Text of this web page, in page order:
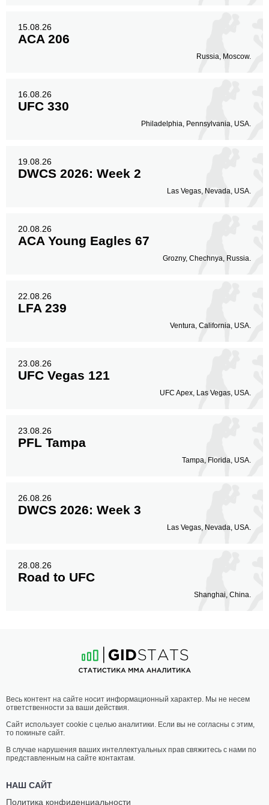
15.08.26
ACA 206
Russia, Moscow.
16.08.26
UFC 330
Philadelphia, Pennsylvania, USA.
19.08.26
DWCS 2026: Week 2
Las Vegas, Nevada, USA.
20.08.26
ACA Young Eagles 67
Grozny, Chechnya, Russia.
22.08.26
LFA 239
Ventura, California, USA.
23.08.26
UFC Vegas 121
UFC Apex, Las Vegas, USA.
23.08.26
PFL Tampa
Tampa, Florida, USA.
26.08.26
DWCS 2026: Week 3
Las Vegas, Nevada, USA.
28.08.26
Road to UFC
Shanghai, China.
Весь контент на сайте носит информационный характер. Мы не несем
ответственности за ваши действия.
Сайт использует cookie с целью аналитики. Если вы не согласны с этим,
то покиньте сайт.
В случае нарушения ваших интеллектуальных прав свяжитесь с нами по
представленным на сайте контактам.
НАШ САЙТ
Политика конфиденциальности